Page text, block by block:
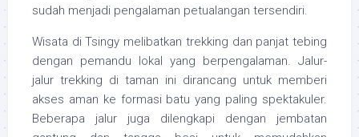
sudah menjadi pengalaman petualangan tersendiri.
Wisata di Tsingy melibatkan trekking dan panjat tebing
dengan pemandu lokal yang berpengalaman. Jalur-
jalur trekking di taman ini dirancang untuk memberi
akses aman ke formasi batu yang paling spektakuler.
Beberapa jalur juga dilengkapi dengan jembatan